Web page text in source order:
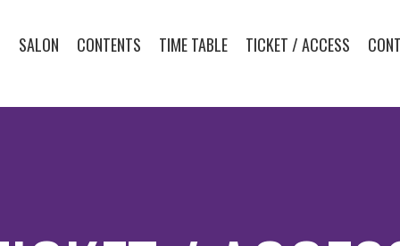
SALON CONTENTS TIME TABLE TICKET / ACCESS